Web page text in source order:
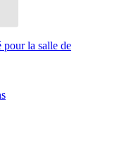
pour la salle de